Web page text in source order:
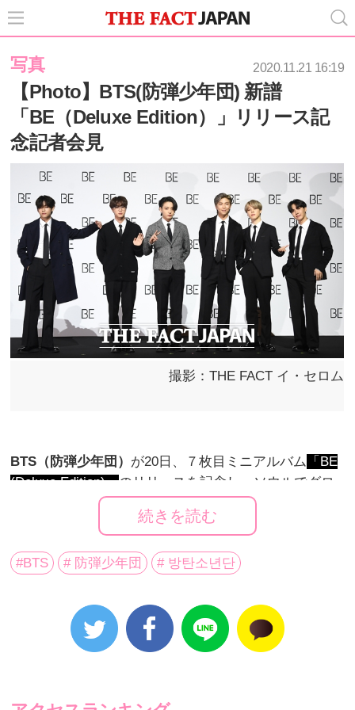
写真 2020.11.21 16:19
【Photo】BTS(防弾少年団) 新譜
「BE（Deluxe Edition）」リリース記
念記者会見
撮影：THE FACT イ・セロム
BTS（防弾少年団） が20日、７枚目ミニアルバム 「BE
(Deluxe Edition)」のリリースを記念し、ソウルでグロ
ーバル記者会見を行なった。
て「BE」と名付けた今作は、全８曲入りでタイトル曲
「予告もなく、突然ある日に世の中が止まっているよ
うな気がするけれど、私たちは前へ突き進んでいかな
ければならない。冬が過ぎ去ったら、やってくる春の
続きを読む
#BTS # 防弾少年団 # 방탄소년단